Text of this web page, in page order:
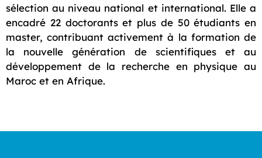
sélection au niveau national et international. Elle a
encadré 22 doctorants et plus de 50 étudiants en
master, contribuant activement à la formation de
la nouvelle génération de scientifiques et au
développement de la recherche en physique au
Maroc et en Afrique.